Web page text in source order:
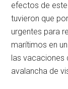
efectos de
tuvieron que
urgentes para
marítimos en
las vacaciones
avalancha de